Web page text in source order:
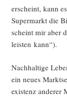
erscheint, kann
Super­markt die
scheint mir aber
leis­ten kann“).
Nach­hal­ti­ge
ein neu­es
exis­tenz ande­rer